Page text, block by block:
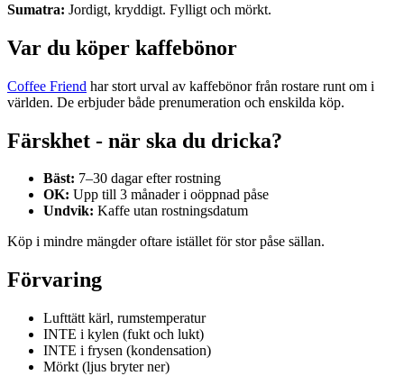
Sumatra: Jordigt, kryddigt. Fylligt och mörkt.
Var du köper kaffebönor
Coffee Friend har stort urval av kaffebönor från rostare runt om i
världen. De erbjuder både prenumeration och enskilda köp.
Färskhet - när ska du dricka?
Bäst: 7–30 dagar efter rostning
OK: Upp till 3 månader i oöppnad påse
Undvik: Kaffe utan rostningsdatum
Köp i mindre mängder oftare istället för stor påse sällan.
Förvaring
Lufttätt kärl, rumstemperatur
INTE i kylen (fukt och lukt)
INTE i frysen (kondensation)
Mörkt (ljus bryter ner)